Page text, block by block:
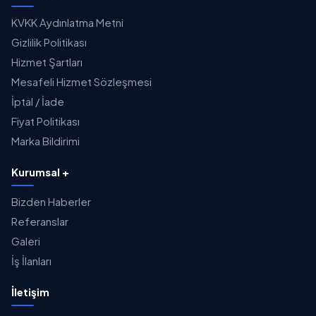
KVKK Aydınlatma Metni
Gizlilik Politikası
Hizmet Şartları
Mesafeli Hizmet Sözleşmesi
İptal / İade
Fiyat Politikası
Marka Bildirimi
Kurumsal +
Bizden Haberler
Referanslar
Galeri
İş İlanları
İletişim